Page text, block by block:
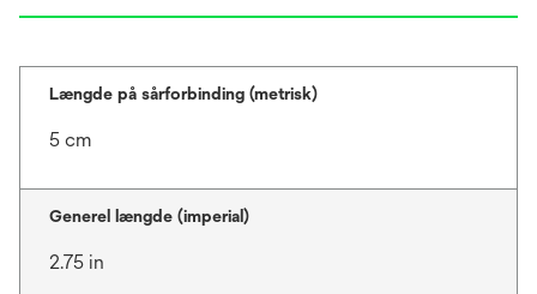
Længde på sårforbinding (metrisk)
5 cm
Generel længde (imperial)
2.75 in